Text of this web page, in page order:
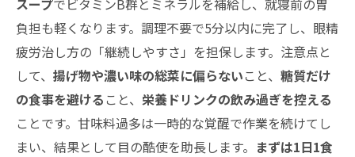
スープでビタミンB群とミネラルを補給し、就寝前の胃
負担も軽くなります。調理不要で5分以内に完了し、眼精
疲労治し方の「継続しやすさ」を担保します。注意点と
して、 揚げ物や濃い味の総菜に偏らないこと、 糖質だけ
の食事を避ける こと、 栄養ドリンクの飲み過ぎを控える
ことです。甘味料過多は一時的な覚醒で作業を続けてし
まい、結果として目の酷使を助長します。 まずは1日1食